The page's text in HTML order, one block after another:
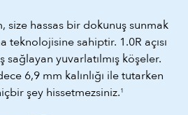
size hassas bir dokunuş sunmak
teknolojisine sahiptir. 1.0R açısı
sağlayan yuvarlatılmış köşeler.
6,9 mm kalınlığı ile tutarken
şey hissetmezsiniz.1